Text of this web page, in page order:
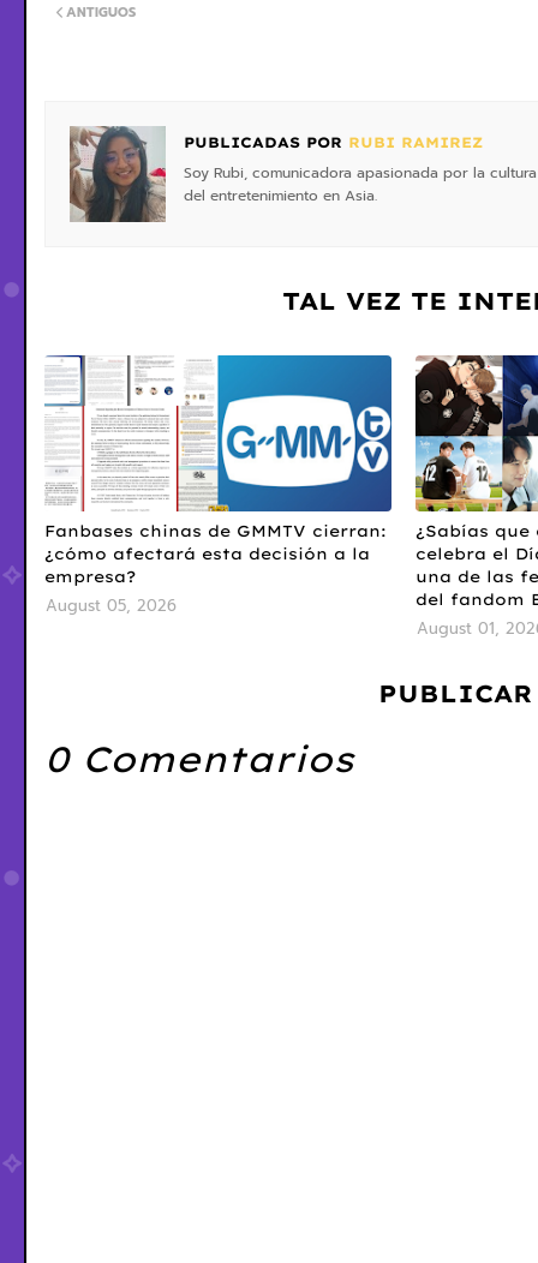
ANTIGUOS
PUBLICADAS POR RUBI RAMIREZ
Soy Rubi, comunicadora apasionada por la
del entretenimiento en Asia.
TAL VEZ TE
Fanbases chinas de GMMTV cierran:
¿cómo afectará esta decisión a la
empresa?
August 05, 2026
¿Sabías que
celebra el
una de las
del fandom
August 01,
0 Comentarios